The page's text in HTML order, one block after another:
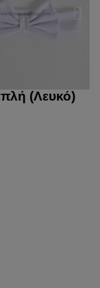
(Λευκό)